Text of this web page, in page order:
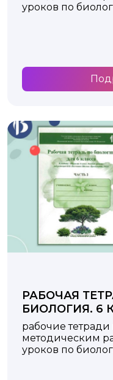
уроков по
РАБОЧАЯ
БИОЛОГИЯ. 6
рабочие тетради
методическим
уроков по